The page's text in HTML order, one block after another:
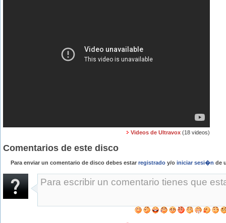
Videos de Ultravox (18 videos)
Comentarios de este disco
Para enviar un comentario de disco debes estar registrado y/o iniciar sesi�n de